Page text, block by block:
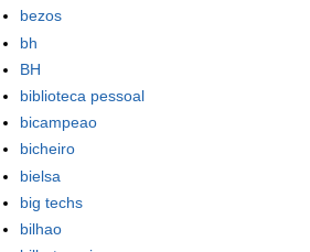
bezos
bh
BH
biblioteca pessoal
bicampeao
bicheiro
bielsa
big techs
bilhao